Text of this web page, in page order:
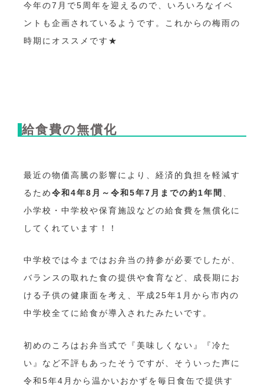
今年の7月で5周年を迎えるので、いろいろなイベ
ントも企画されているようです。これからの梅雨の
時期にオススメです★
給食費の無償化
最近の物価高騰の影響により、経済的負担を軽減す
るため令和4年8月～令和5年7月までの約1年間
小学校・中学校や保育施設などの給食費を無償化に
してくれています！！
中学校では今まではお弁当の持参が必要でしたが、
バランスの取れた食の提供や食育など、成長期にお
ける子供の健康面を考え、平成25年1月から市内の
中学校全てに給食が導入されたみたいです。
初めのころはお弁当式で『美味しくない』『冷た
い』など不評もあったそうですが、そういった声に
令和5年4月から温かいおかずを毎日食缶で提供す